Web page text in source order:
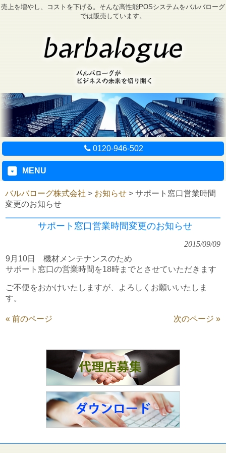
売上を増やし、コストを下げる。そんな高性能POSシステムをバルバローグ
では販売しています。
0120-946-502
MENU
バルバローグ株式会社 > お知らせ > サポート窓口営業時間
変更のお知らせ
サポート窓口営業時間変更のお知らせ
2015/09/09
9月10日 機材メンテナンスのため
サポート窓口の営業時間を18時までとさせていただきます
ご不便をおかけいたしますが、よろしくお願いいたしま
す。
« 前のページ 次のページ »